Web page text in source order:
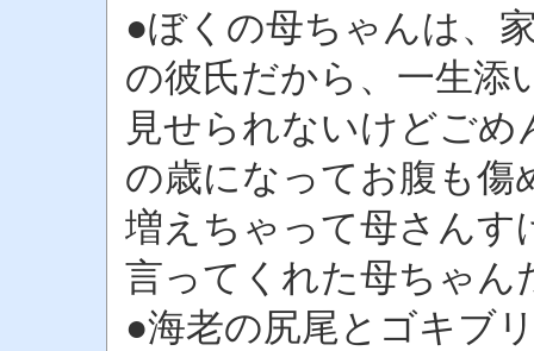
●ぼくの母ちゃんは、
の彼氏だから、一生添
見せられないけどご
の歳になってお腹も傷
増えちゃって母さんす
言ってくれた母ちゃん
●海老の尻尾とゴキブ